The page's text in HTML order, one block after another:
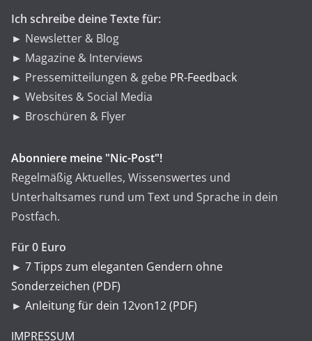
Ich schreibe deine Texte für:
► Newsletter & Blog
► Magazine & Interviews
► Pressemitteilungen & gebe PR-Feedback
► Websites & Social Media
► Broschüren & Flyer
Abonniere meine "Nic-Post"!
Regelmäßig Aktuelles, Wissenswertes und
Unterhaltsames rund um Text und Sprache in dein
Postfach.
Für 0 Euro
► 7 Tipps zum eleganten Gendern ohne
Sonderzeichen (PDF)
► Anleitung für dein 12von12 (PDF)
IMPRESSUM